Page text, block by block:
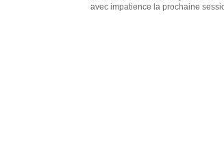
avec impatience la prochaine